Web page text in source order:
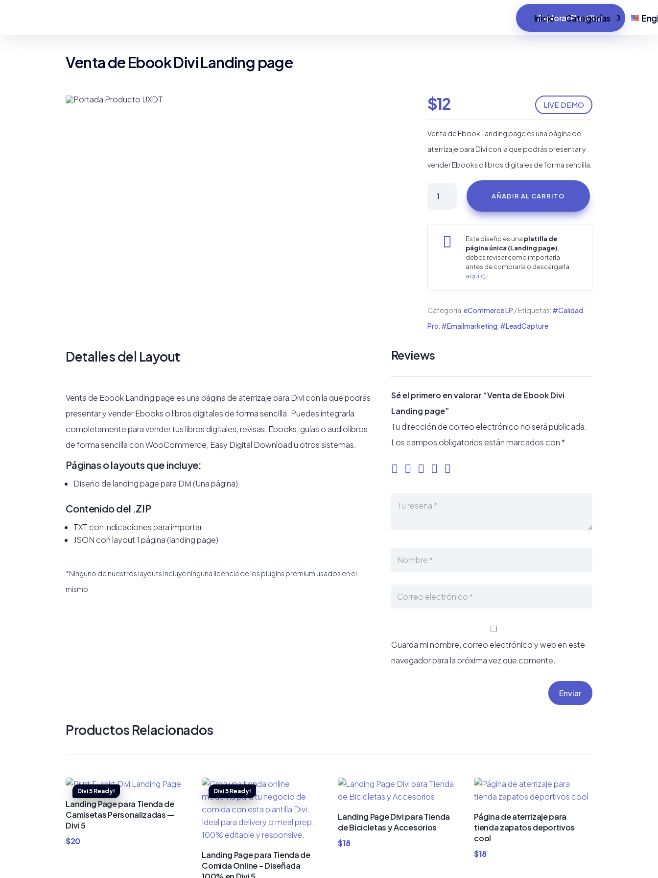
Inicio Categorías
Explorar Plantillas
Venta de Ebook Divi Landing page
LIVE DEMO
$12
Venta de Ebook Landing page es una página de
aterrizaje para Divi con la que podrás presentar y
vender Ebooks o libros digitales de forma sencilla.
AÑADIR AL CARRITO
 Este diseño es una platilla de
página única (Landing page)
debes revisar como importarla
antes de comprarla o descargarla
aquí 👉
Categoría:eCommerce LP Etiquetas: #Calidad
Pro #Emailmarketing #LeadCapture
Detalles del Layout
Venta de Ebook Landing page es una página de aterrizaje para Divi con la que podrás
presentar y vender Ebooks o libros digitales de forma sencilla. Puedes integrarla
completamente para vender tus libros digitales, revisas, Ebooks, guías o audiolibros
de forma sencilla con WooCommerce, Easy Digital Download u otros sistemas.
Páginas o layouts que incluye:
Diseño de landing page para Divi (Una página)
Contenido del .ZIP
TXT con indicaciones para importar
JSON con layout 1 página (landing page)
*Ninguno de nuestros layouts incluye ninguna licencia de los plugins premium usados en el
mismo
Reviews
Sé el primero en valorar “Venta de Ebook Divi
Landing page”
Tu dirección de correo electrónico no será publicada.
Los campos obligatorios están marcados con*
Guarda mi nombre, correo electrónico y web en este
navegador para la próxima vez que comente.
Enviar
Productos Relacionados
Landing Page para Tienda de
Camisetas Personalizadas —
Divi 5
$20
Landing Page para Tienda de
Comida Online – Diseñada
Landing Page Divi para Tienda
de Bicicletas y Accesorios
$18
Página de aterrizaje para
tienda zapatos deportivos
cool
$18